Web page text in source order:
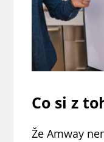
Co si z
Že Amway